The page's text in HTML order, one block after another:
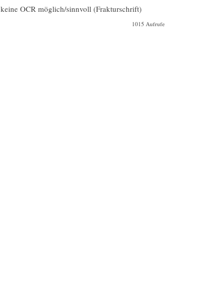
keine OCR möglich/sinnvoll (Frakturschrift)
1015 Aufrufe